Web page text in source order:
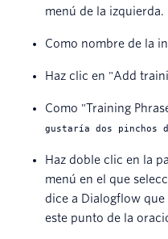
menú de la izquierda.
Como nombre de la
Haz clic en "Add
Como "Training
gustaría dos pinchos
Haz doble clic en la
menú en el que
dice a Dialogflow
este punto de la